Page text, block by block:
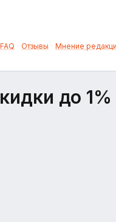
FAQ · Отзывы · Мнение
до 1%